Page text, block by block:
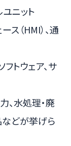
ユニット
ス（HMI）、通
トウェア、サ
、水処理・廃
などが挙げら